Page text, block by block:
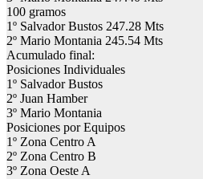
100 gramos
1º Salvador Bustos 247.28 Mts
2º Mario Montania 245.54 Mts
Acumulado final:
Posiciones Individuales
1º Salvador Bustos
2º Juan Hamber
3º Mario Montania
Posiciones por Equipos
1º Zona Centro A
2º Zona Centro B
3º Zona Oeste A